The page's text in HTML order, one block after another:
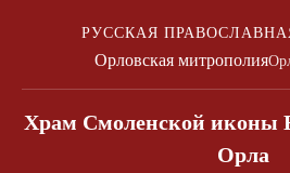
РУССКАЯ
Орловская митрополия
Храм Смоленской иконы
Орла